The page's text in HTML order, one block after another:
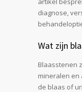
diagnose,
Wat zijn
Blaasstenen
mineralen en
de blaas of